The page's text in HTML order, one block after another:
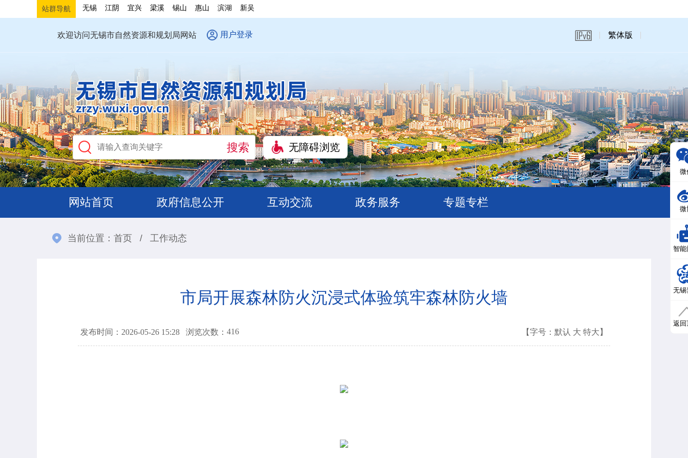
站群导航 无锡 江阴 宜兴 梁溪 锡山 惠山 滨湖 新吴
欢迎访问无锡市自然资源和规划局网站 用户登录 繁体版
无障碍浏览
网站首页 政府信息公开 互动交流 政务服务 专题专栏
当前位置： 首页 / 工作动态
市局开展森林防火沉浸式体验筑牢森林防火墙
发布时间：2026-05-26 15:28 浏览次数： 416 【字号： 默认 大 特大 】
微
微
智能
无锡
返回